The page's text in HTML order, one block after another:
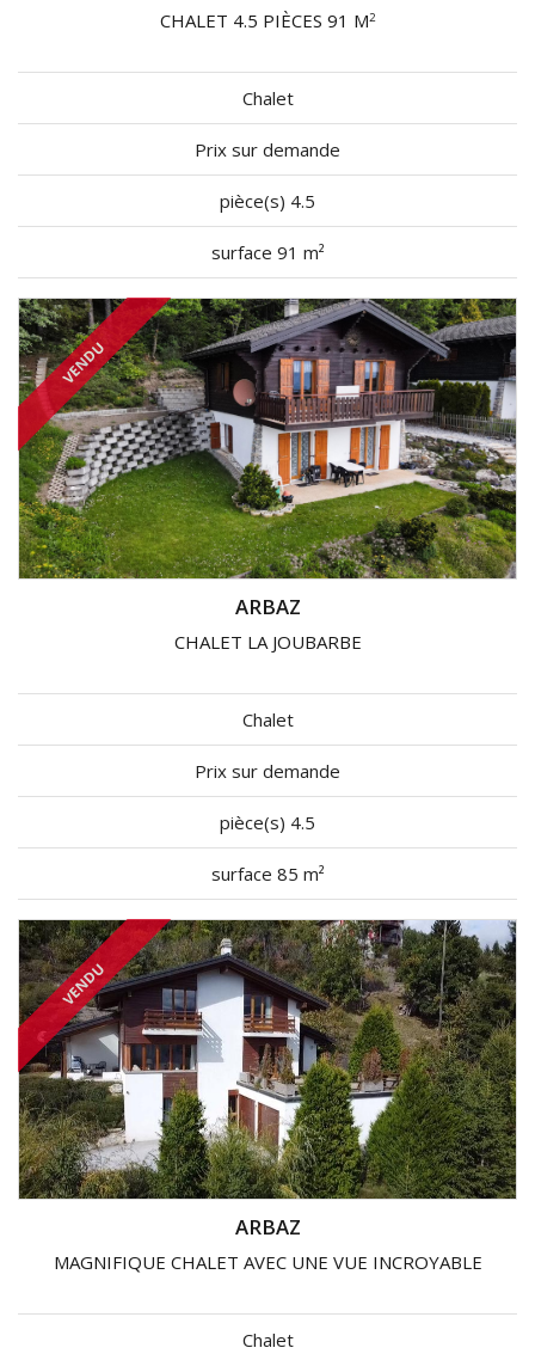
CHALET 4.5 PIÈCES 91 M2
Chalet
Prix sur demande
pièce(s) 4.5
surface 91 m²
VENDU
ARBAZ
CHALET LA JOUBARBE
Chalet
Prix sur demande
pièce(s) 4.5
surface 85 m²
VENDU
ARBAZ
MAGNIFIQUE CHALET AVEC UNE VUE INCROYABLE
Chalet